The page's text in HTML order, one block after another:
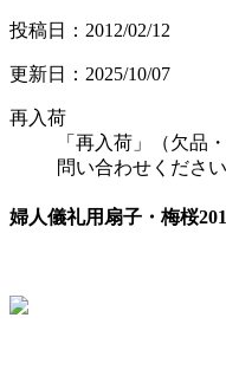
投稿日：2012/02/12
更新日：2025/10/07
再入荷
「再入荷」（欠品
問い合わせください
婦人儀礼用扇子・梅桜